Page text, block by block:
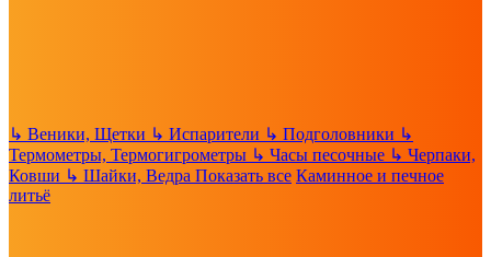
↳ Веники, Щетки ↳ Испарители ↳ Подголовники ↳
Термометры, Термогигрометры ↳ Часы песочные ↳ Черпаки,
Ковши ↳ Шайки, Ведра Показать все Каминное и печное
литьё